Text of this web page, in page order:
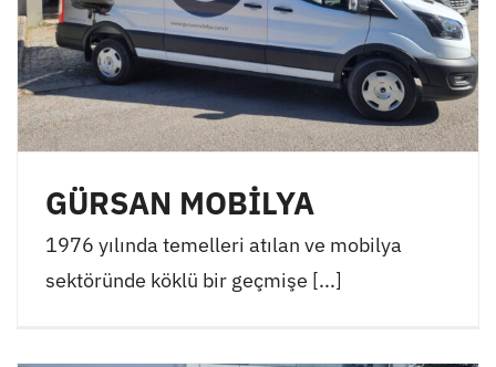
GÜRSAN MOBİLYA
1976 yılında temelleri atılan ve mobilya
sektöründe köklü bir geçmişe [...]